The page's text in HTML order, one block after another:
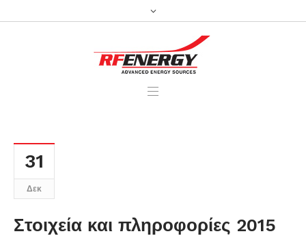
31
Δεκ
Στοιχεία και πληροφορίες 2015